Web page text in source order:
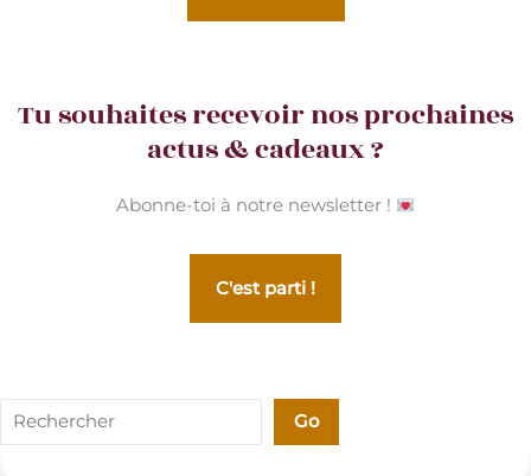
Tu souhaites recevoir nos prochaines
actus & cadeaux ?
Abonne-toi à notre newsletter !
C'est parti !
Rechercher Go